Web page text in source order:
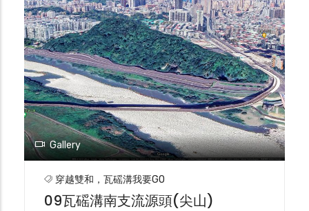
蘿蔔則象徵永和砂質土壤適合種植的旱作農產
品。
Gallery
穿越雙和，瓦磘溝我要GO
09瓦磘溝南支流源頭(尖山)